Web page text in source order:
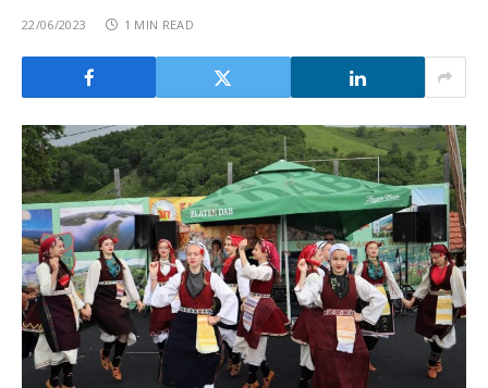
22/06/2023 1 MIN READ